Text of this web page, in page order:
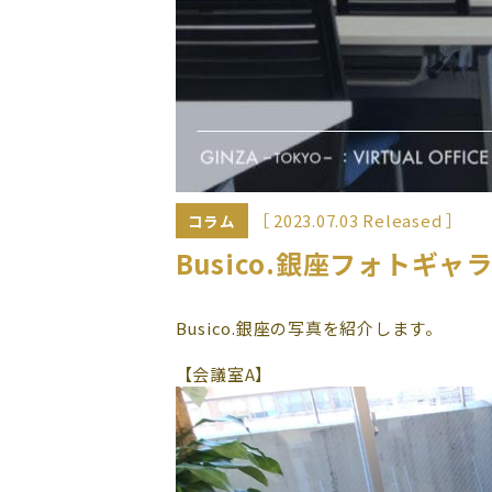
コラム ［ 2023.07.03 Released ］
Busico.銀座フォトギャ
Busico.銀座の写真を紹介します。
【会議室A】